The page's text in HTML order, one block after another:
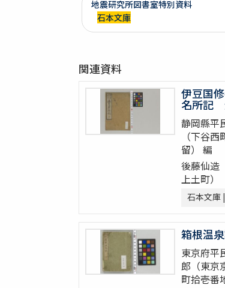
地震研究所図書室特別資料
石本文庫
関連資料
伊豆国
名所記
静岡縣平
（下谷
留） 編
後藤仙造
上土町）
石本文庫
箱根温
東京府平
郎（東京
町拾壱番